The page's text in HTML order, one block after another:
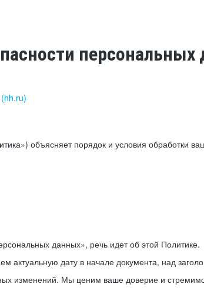
объясняет порядок и условия обработки
данных», речь идет об этой Политике.
актуальную дату в начале документа, над
изменений. Мы ценим ваше доверие и